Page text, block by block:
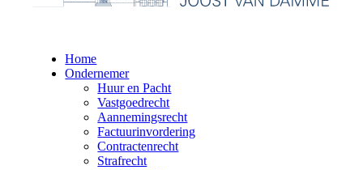
Home
Ondernemer
Huur en Pacht
Vastgoedrecht
Aannemingsrecht
Factuurinvordering
Contractenrecht
Strafrecht